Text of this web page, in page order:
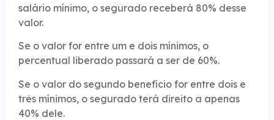
salário mínimo, o segurado receberá 80% desse
valor.
Se o valor for entre um e dois mínimos, o
percentual liberado passará a ser de 60%.
Se o valor do segundo benefício for entre dois e
três mínimos, o segurado terá direito a apenas
40% dele.